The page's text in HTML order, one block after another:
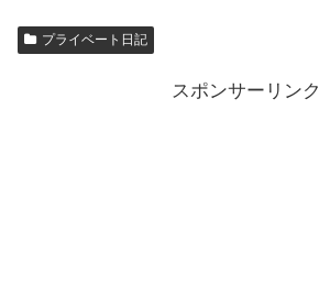
プライベート日記
スポンサーリンク